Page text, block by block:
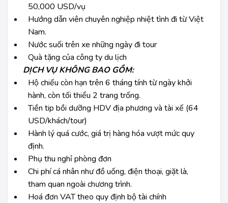
50,000 USD/vụ
Hướng dẫn viên chuyên nghiệp nhiệt tình đi từ Việt
Nam.
Nước suối trên xe những ngày đi tour
Quà tặng của công ty du lịch
DỊCH VỤ KHÔNG BAO GỒM:
Hộ chiếu còn hạn trên 6 tháng tính từ ngày khởi
hành, còn tối thiểu 2 trang trống.
Tiền tip bồi dưỡng HDV địa phương và tài xế (64
USD/khách/tour)
Hành lý quá cước, giá trị hàng hóa vượt mức quy
định.
Phụ thu nghỉ phòng đơn
Chi phí cá nhân như đồ uống, điện thoại, giặt là,
tham quan ngoài chương trình.
Hoá đơn VAT theo quy định bộ tài chính